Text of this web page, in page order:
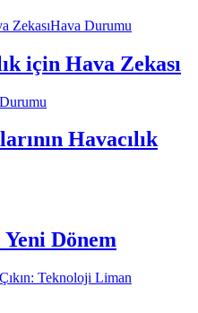
Hava Durumu
için Hava Zekası
Havacılık
Dönem